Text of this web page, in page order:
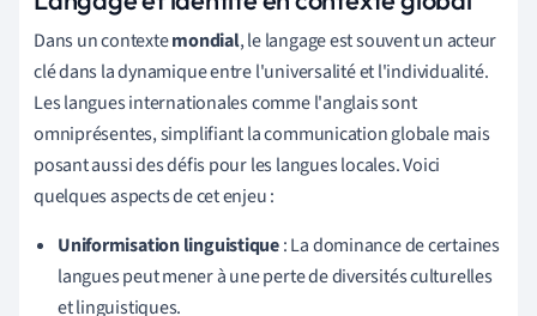
Dans un contextemondial, le langage est souvent un acteur
clé dans la dynamique entre l'universalité et l'individualité.
Les langues internationales comme l'anglais sont
omniprésentes, simplifiant la communication globale mais
posant aussi des défis pour les langues locales. Voici
quelques aspects de cet enjeu :
Uniformisation linguistique: La dominance de certaines
langues peut mener à une perte de diversités culturelles
et linguistiques.